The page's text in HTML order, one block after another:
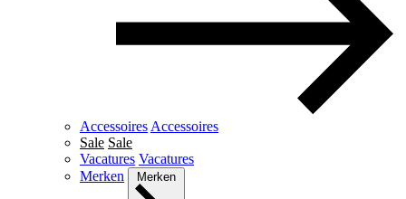
Accessoires Accessoires
Sale Sale
Vacatures Vacatures
Merken
Merken